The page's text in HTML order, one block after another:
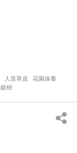
人造草皮
花園保養
鋸樹